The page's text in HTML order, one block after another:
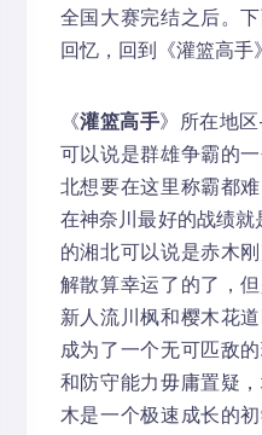
全国大赛完结之后。
回忆，回到《灌篮高手
《灌篮高手》所在地
可以说是群雄争霸的
北想要在这里称霸都
在神奈川最好的战绩
的湘北可以说是赤木
解散算幸运了的了，
新人流川枫和樱木花
成为了一个无可匹敌
和防守能力毋庸置疑
木是一个极速成长的